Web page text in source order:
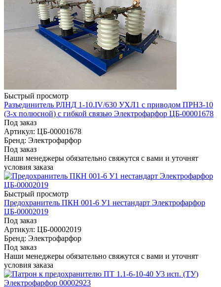
Быстрый просмотр
Разъединитель РЛНД 1-10.IV/630 УХЛ1 с приводом ПРНЗ-10
(3-х полюсной) с гибкой связью Электрофарфор ЦБ-00001678
Под заказ
Артикул: ЦБ-00001678
Бренд: Электрофарфор
Под заказ
Наши менеджеры обязательно свяжутся с вами и уточнят
условия заказа
Быстрый просмотр
Предохранитель ПКН 001-6 У1 нестандарт Электрофарфор
ЦБ-00002019
Под заказ
Артикул: ЦБ-00002019
Бренд: Электрофарфор
Под заказ
Наши менеджеры обязательно свяжутся с вами и уточнят
условия заказа